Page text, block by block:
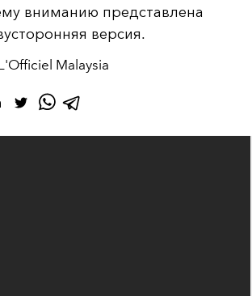
вниманию представлена
версия.
Malaysia